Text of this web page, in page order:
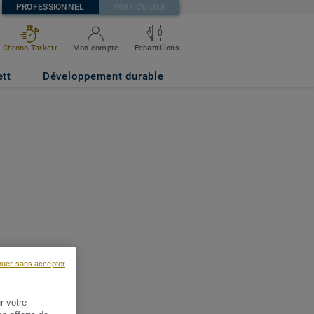
PROFESSIONNEL PARTICULIER
Chrono Tarkett Mon compte
0
Échantillons
Développement durable
votre
sans accepter